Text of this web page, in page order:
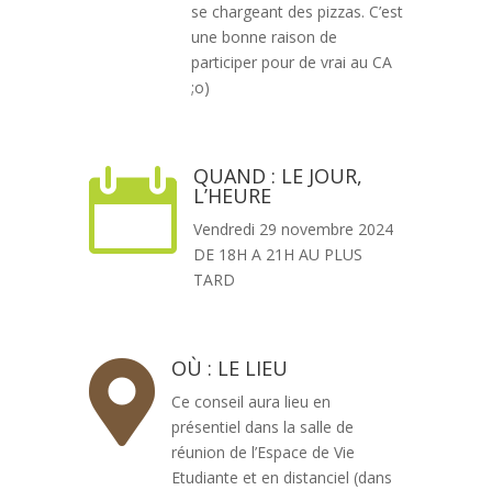
se chargeant des pizzas. C’est
une bonne raison de
participer pour de vrai au CA
;o)
 QUAND : LE JOUR,
L’HEURE
Vendredi 29 novembre 2024
DE 18H A 21H AU PLUS
TARD
 OÙ : LE LIEU
Ce conseil aura lieu en
présentiel dans la salle de
réunion de l’Espace de Vie
Etudiante et en distanciel (dans